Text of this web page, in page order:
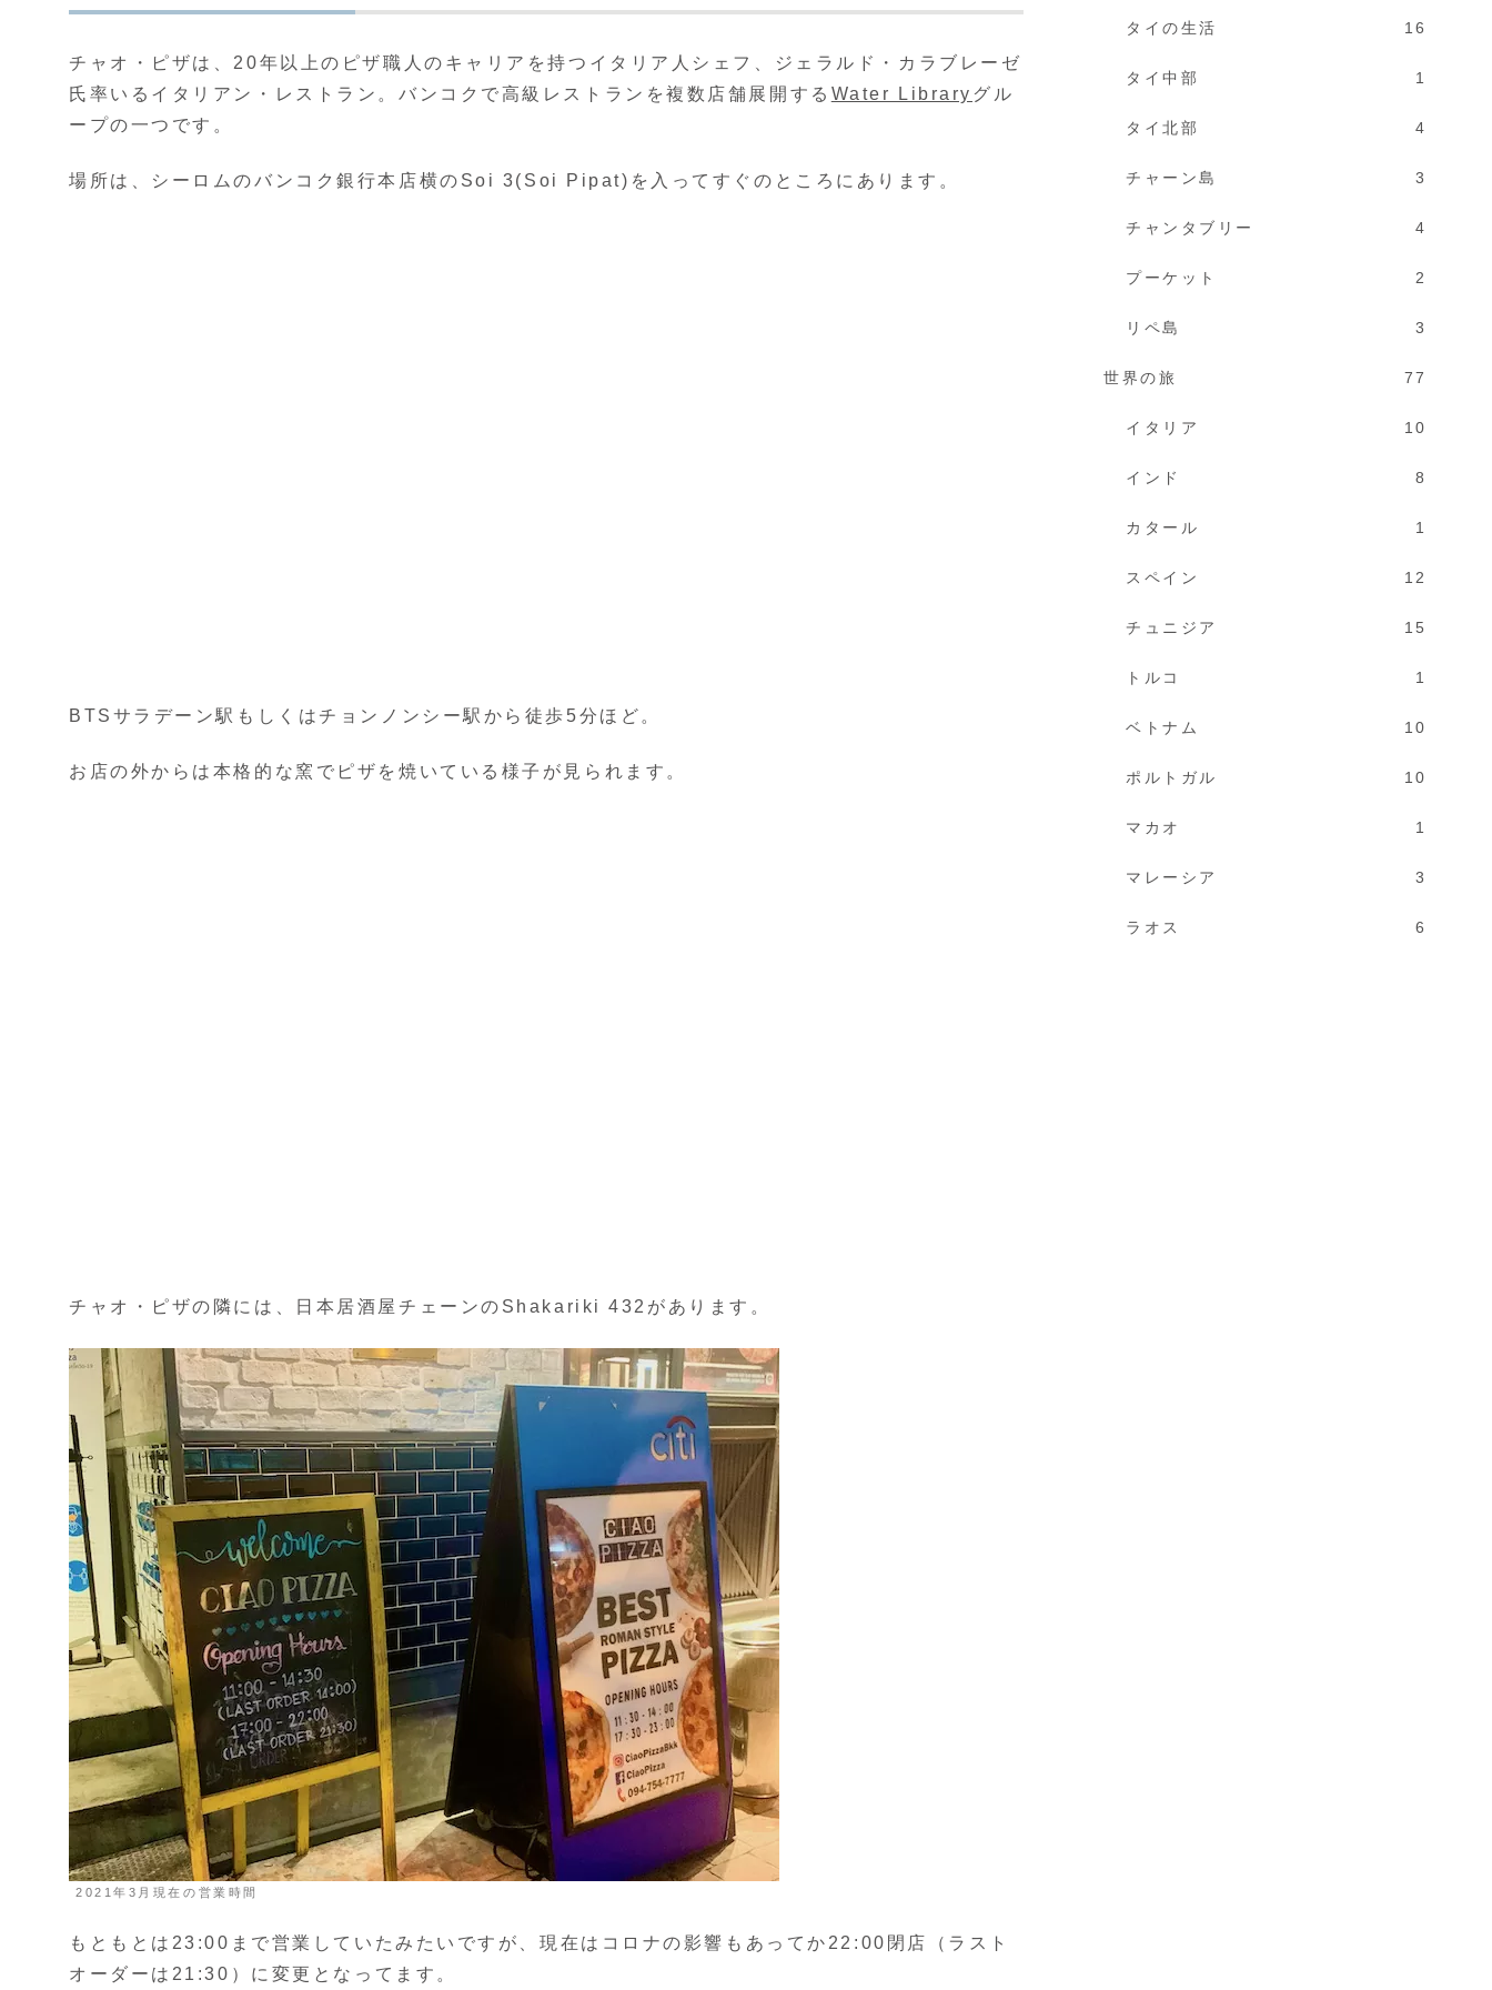
チャオ・ピザは、20年以上のピザ職人のキャリアを持つイタリア人シェフ、ジェラルド・カラブレーゼ
氏率いるイタリアン・レストラン。バンコクで高級レストランを複数店舗展開する Water Library グル
ープの一つです。
場所は、シーロムのバンコク銀行本店横のSoi 3(Soi Pipat)を入ってすぐのところにあります。
BTSサラデーン駅もしくはチョンノンシー駅から徒歩5分ほど。
お店の外からは本格的な窯でピザを焼いている様子が見られます。
チャオ・ピザの隣には、日本居酒屋チェーンのShakariki 432があります。
2021年3月現在の営業時間
もともとは23:00まで営業していたみたいですが、現在はコロナの影響もあってか22:00閉店（ラスト
オーダーは21:30）に変更となってます。
タイの生活 16
タイ中部 1
タイ北部 4
チャーン島 3
チャンタブリー 4
プーケット 2
リペ島 3
世界の旅 77
イタリア 10
インド 8
カタール 1
スペイン 12
チュニジア 15
トルコ 1
ベトナム 10
ポルトガル 10
マカオ 1
マレーシア 3
ラオス 6